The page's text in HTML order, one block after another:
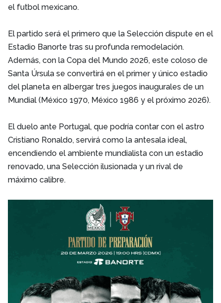
el futbol mexicano.
El partido será el primero que la Selección dispute en el
Estadio Banorte tras su profunda remodelación.
Además, con la Copa del Mundo 2026, este coloso de
Santa Úrsula se convertirá en el primer y único estadio
del planeta en albergar tres juegos inaugurales de un
Mundial (México 1970, México 1986 y el próximo 2026).
El duelo ante Portugal, que podría contar con el astro
Cristiano Ronaldo, servirá como la antesala ideal,
encendiendo el ambiente mundialista con un estadio
renovado, una Selección ilusionada y un rival de
máximo calibre.